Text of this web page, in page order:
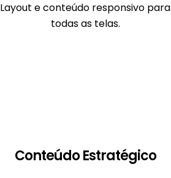
Layout e conteúdo responsivo para
todas as telas.
Conteúdo Estratégico